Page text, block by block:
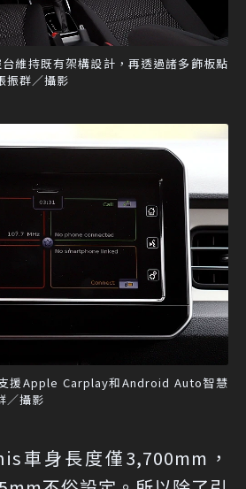
維持既有架構設計，再透過諸多飾板點
振群／攝影
援Apple Carplay和Android Auto智慧
／攝影
車身長度僅3,700mm，